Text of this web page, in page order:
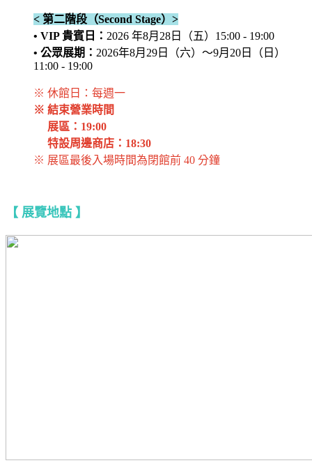
< 第二階段（Second Stage）>
• VIP 貴賓日： 2026 年8月28日（五）15:00 - 19:00
• 公眾展期： 2026年8月29日（六）～9月20日（日）
11:00 - 19:00
※ 休館日：每週一
※ 結束營業時間
展區：19:00
特設周邊商店：18:30
※ 展區最後入場時間為閉館前 40 分鐘
【 展覽地點 】